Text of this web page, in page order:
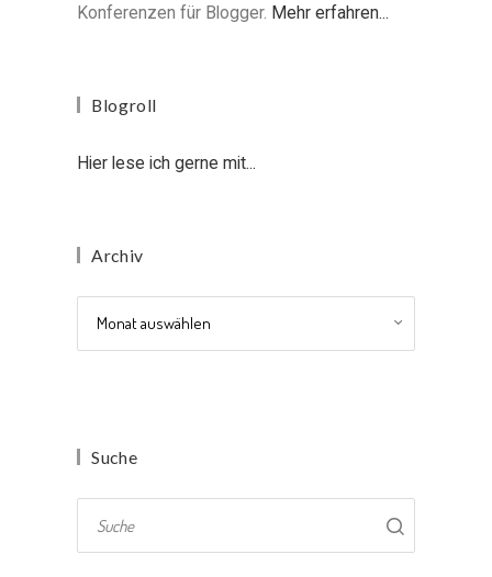
Konferenzen für Blogger. Mehr erfahren...
Blogroll
Hier lese ich gerne mit...
Archiv
Suche